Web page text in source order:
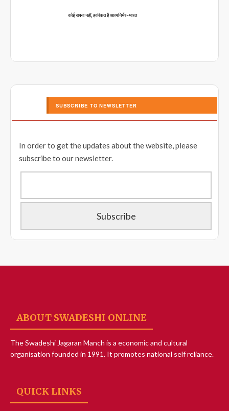
कोई सपना नहीं, हकीकत है आत्मनिर्भर-भारत
SUBSCRIBE TO NEWSLETTER
In order to get the updates about the website, please
subscribe to our newsletter.
ABOUT SWADESHI ONLINE
The Swadeshi Jagaran Manch is a economic and cultural
organisation founded in 1991. It promotes national self reliance.
QUICK LINKS